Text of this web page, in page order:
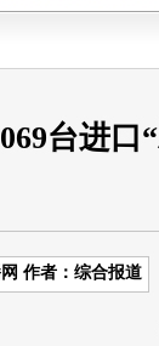
台进口
作者：综合报道